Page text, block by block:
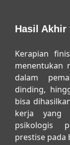
Hasil Akhir
Kerapian
menentukan
dalam
dinding,
bisa
kerja yang
psikologis
prestise pada